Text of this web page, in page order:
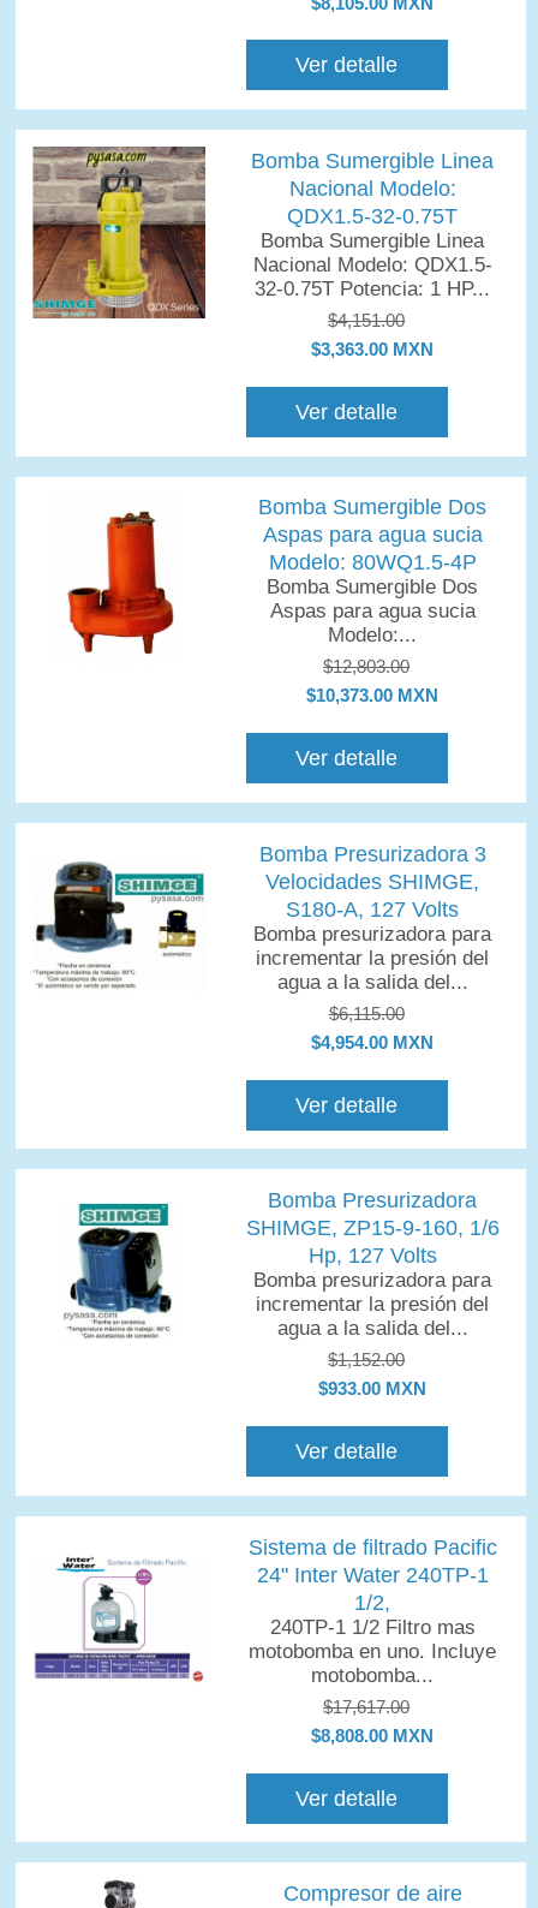
Ver detalle
Bomba Sumergible Linea
Nacional Modelo:
QDX1.5-32-0.75T
Bomba Sumergible Linea
Nacional Modelo: QDX1.5-
32-0.75T Potencia: 1 HP...
$4,151.00
$3,363.00 MXN
Ver detalle
Bomba Sumergible Dos
Aspas para agua sucia
Modelo: 80WQ1.5-4P
Bomba Sumergible Dos
Aspas para agua sucia
Modelo:...
$12,803.00
$10,373.00 MXN
Ver detalle
Bomba Presurizadora 3
Velocidades SHIMGE,
S180-A, 127 Volts
Bomba presurizadora para
incrementar la presión del
agua a la salida del...
$6,115.00
$4,954.00 MXN
Ver detalle
Bomba Presurizadora
SHIMGE, ZP15-9-160, 1/6
Hp, 127 Volts
Bomba presurizadora para
incrementar la presión del
agua a la salida del...
$1,152.00
$933.00 MXN
Ver detalle
Sistema de filtrado Pacific
24" Inter Water 240TP-1
1/2,
240TP-1 1/2 Filtro mas
motobomba en uno. Incluye
motobomba...
$17,617.00
$8,808.00 MXN
Ver detalle
Compresor de aire